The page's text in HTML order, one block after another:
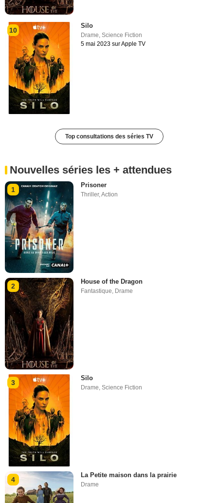
10
Silo
Drame,Science Fiction
5 mai 2023 sur Apple TV
Top consultations des séries TV
Nouvelles séries les + attendues
1
Prisoner
Thriller,Action
2
House of the Dragon
Fantastique, Drame
3
Silo
Drame,Science Fiction
4
La Petite maison dans la prairie
Drame